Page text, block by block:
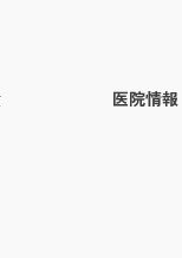
医院情報